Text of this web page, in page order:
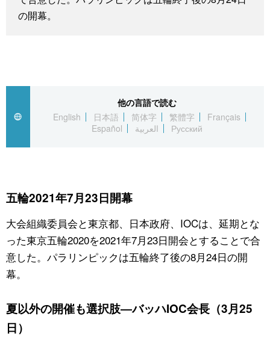
Images
東京
お知らせ
の開幕。
他の言語で読む
English
日本語 简体字 繁體字
Français
Español
العربية Русский
五輪2021年7月23日開幕
大会組織委員会と東京都、日本政府、IOCは、延期とな
った東京五輪2020を2021年7月23日開会とすることで合
意した。パラリンピックは五輪終了後の8月24日の開
幕。
夏以外の開催も選択肢―バッハIOC会長（3月25
日）